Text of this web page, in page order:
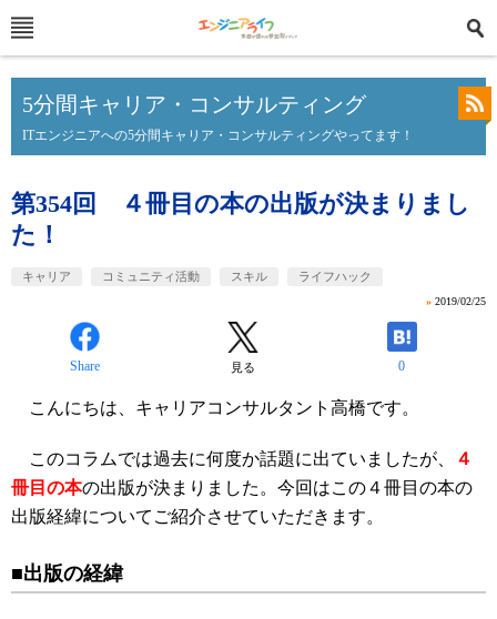
5分間キャリア・コンサルティング
ITエンジニアへの5分間キャリア・コンサルティングやってます！
第354回 ４冊目の本の出版が決まりまし
た！
キャリア コミュニティ活動 スキル ライフハック
» 2019/02/25
Share 見る 0
こんにちは、キャリアコンサルタント高橋です。
このコラムでは過去に何度か話題に出ていましたが、
４
冊目の本の出版が決まりました。今回はこの４冊目の本の
出版経緯についてご紹介させていただきます。
■出版の経緯